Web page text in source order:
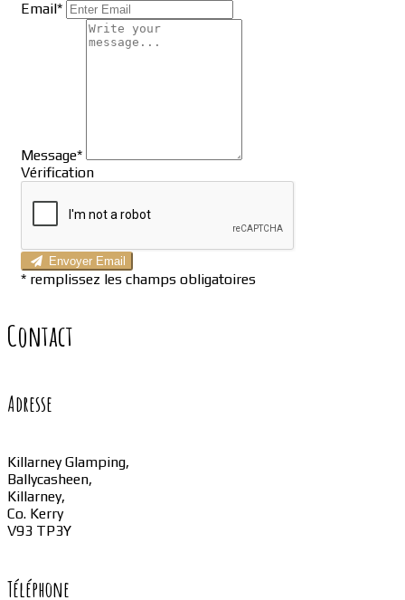
Email*
Message*
Vérification
Envoyer Email
* remplissez les champs obligatoires
Contact
Adresse
Killarney Glamping,
Ballycasheen,
Killarney,
Co. Kerry
V93 TP3Y
Téléphone